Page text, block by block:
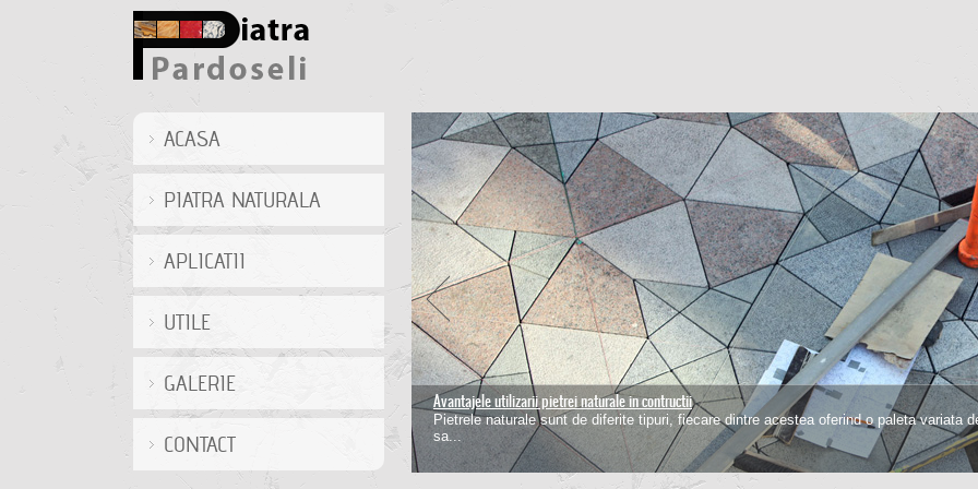
ACASA
PIATRA NATURALA
APLICATII
UTILE
GALERIE
CONTACT
Avantajele utilizarii pietrei naturale in contructii
Pietrele naturale sunt de diferite tipuri, fiecare dintre acestea oferind o paleta variata
sa...
Montarea pardoselilor de piatra
Desi este un material dur, piatra naurala are nevoie de o intretinere periodica pentru